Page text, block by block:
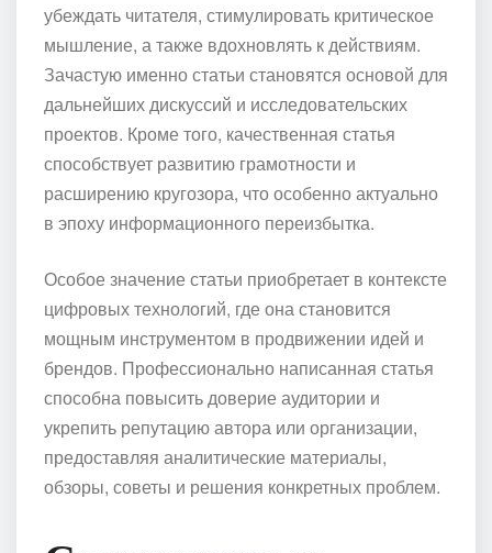
убеждать читателя, стимулировать критическое
мышление, а также вдохновлять к действиям.
Зачастую именно статьи становятся основой для
дальнейших дискуссий и исследовательских
проектов. Кроме того, качественная статья
способствует развитию грамотности и
расширению кругозора, что особенно актуально
в эпоху информационного переизбытка.
Особое значение статьи приобретает в контексте
цифровых технологий, где она становится
мощным инструментом в продвижении идей и
брендов. Профессионально написанная статья
способна повысить доверие аудитории и
укрепить репутацию автора или организации,
предоставляя аналитические материалы,
обзоры, советы и решения конкретных проблем.